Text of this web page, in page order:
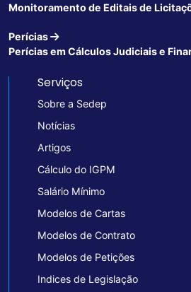
Monitoramento de Editais de
Perícias
Perícias em Cálculos Judiciais e
Serviços
Sobre a Sedep
Notícias
Artigos
Cálculo do IGPM
Salário Mínimo
Modelos de Cartas
Modelos de Contrato
Modelos de Petições
Indices de Legislação